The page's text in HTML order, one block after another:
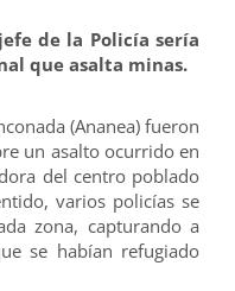
de la Policía sería
que asalta minas.
(Ananea) fueron
un asalto ocurrido en
del centro poblado
varios policías se
zona, capturando a
se habían refugiado